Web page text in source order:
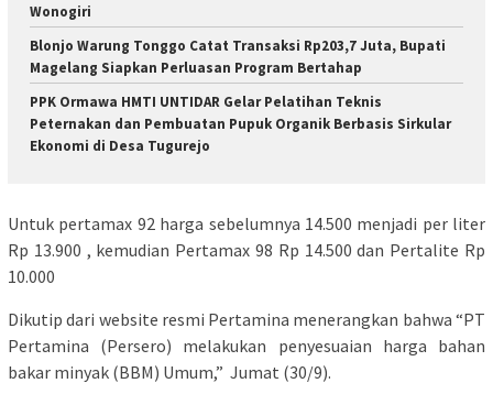
Wonogiri
Blonjo Warung Tonggo Catat Transaksi Rp203,7 Juta, Bupati
Magelang Siapkan Perluasan Program Bertahap
PPK Ormawa HMTI UNTIDAR Gelar Pelatihan Teknis
Peternakan dan Pembuatan Pupuk Organik Berbasis Sirkular
Ekonomi di Desa Tugurejo
Untuk pertamax 92 harga sebelumnya 14.500 menjadi per liter
Rp 13.900 , kemudian Pertamax 98 Rp 14.500 dan Pertalite Rp
10.000
Dikutip dari website resmi Pertamina menerangkan bahwa “PT
Pertamina (Persero) melakukan penyesuaian harga bahan
bakar minyak (BBM) Umum,” Jumat (30/9).